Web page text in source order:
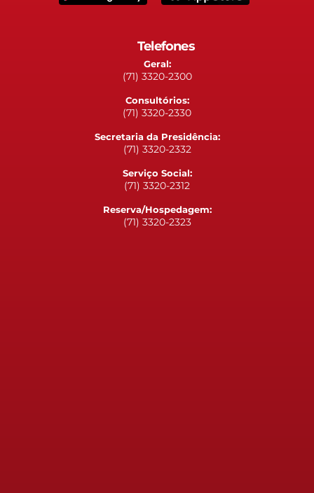
Telefones
Geral:
(71) 3320-2300
Consultórios:
(71) 3320-2330
Secretaria da Presidência:
(71) 3320-2332
Serviço Social:
(71) 3320-2312
Reserva/Hospedagem:
(71) 3320-2323